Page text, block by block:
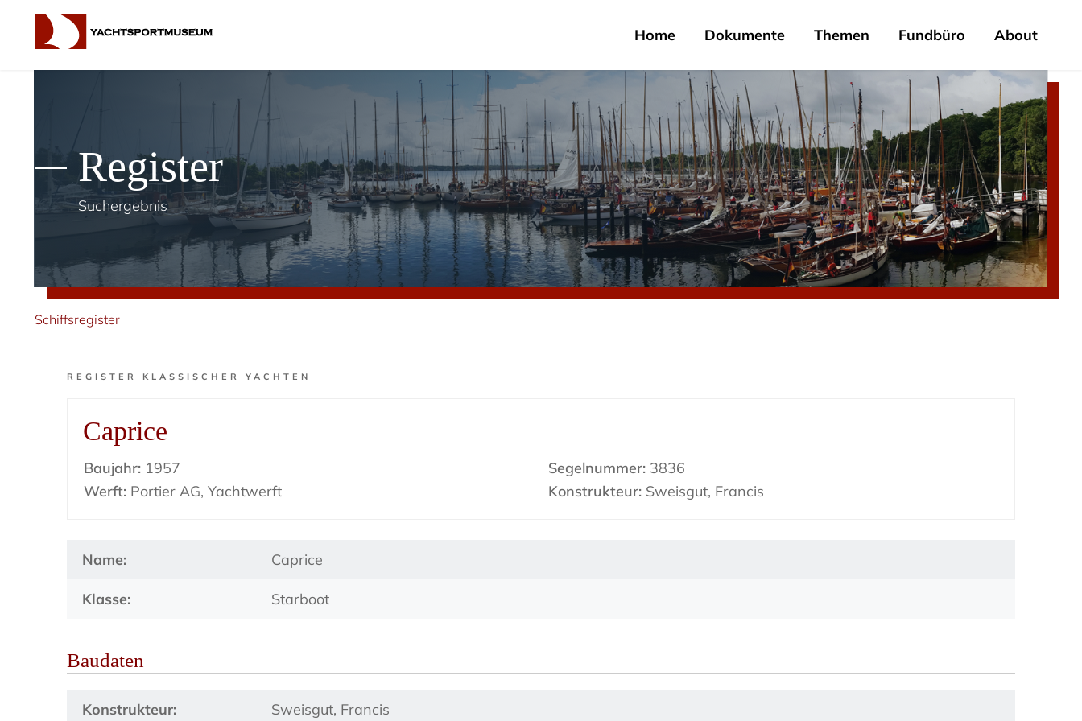
Home Dokumente Themen Fundbüro About
Register
Suchergebnis
Schiffsregister
REGISTER KLASSISCHER YACHTEN
Caprice
Baujahr: 1957 Segelnummer:3836
Werft: Portier AG, Yachtwerft Konstrukteur:Sweisgut, Francis
Name: Caprice
Klasse: Starboot
Baudaten
Konstrukteur: Sweisgut, Francis